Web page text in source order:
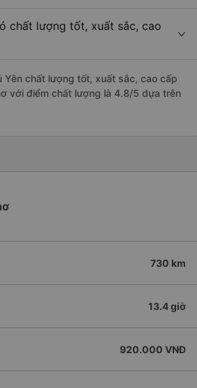
chất lượng tốt, xuất sắc, cao
Yên chất lượng tốt, xuất sắc, cao cấp
với điểm chất lượng là 4.8/5 dựa trên
730 km
13.4 giờ
920.000 VNĐ